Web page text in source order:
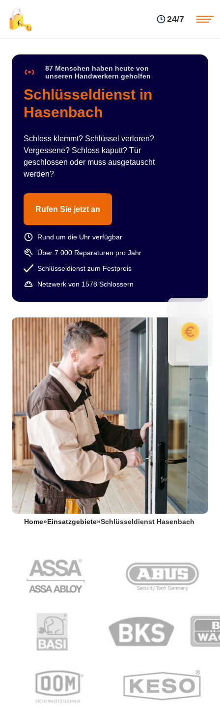
24/7
87 Menschen haben heute von
unseren Handwerkern geholfen
Schlüsseldienst in
Hasenbach
Schloss klemmt? Schlüssel verloren?
Vergessene? Schloss kaputt? Tür
geschlossen oder muss ausgetauscht
werden?
Rufen Sie jetzt an
Rund um die Uhr verfügbar
Über 7 000 Reparaturen pro Jahr
Schlüsseldienst zum Festpreis
Netzwerk von 1578 Schlossern
Home» Einsatzgebiete»Schlüsseldienst Hasenbach